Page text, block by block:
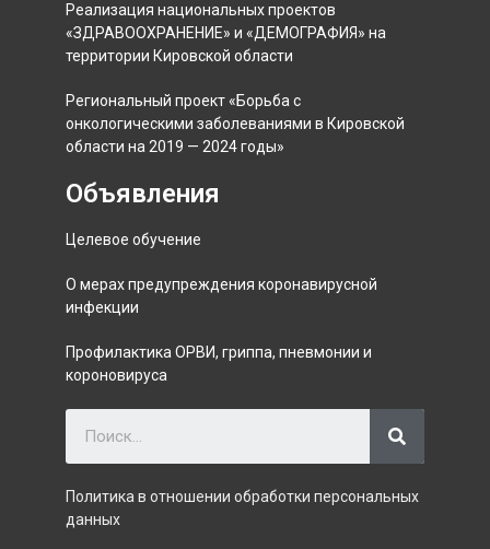
Реализация национальных проектов
«ЗДРАВООХРАНЕНИЕ» и «ДЕМОГРАФИЯ» на
территории Кировской области
Региональный проект «Борьба с
онкологическими заболеваниями в Кировской
области на 2019 — 2024 годы»
Объявления
Целевое обучение
О мерах предупреждения коронавирусной
инфекции
Профилактика ОРВИ, гриппа, пневмонии и
короновируса
Политика в отношении обработки персональных
данных